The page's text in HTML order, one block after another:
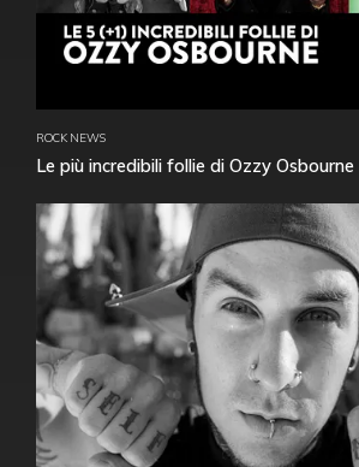
ROCK NEWS
Le più incredibili follie di Ozzy Osbourne